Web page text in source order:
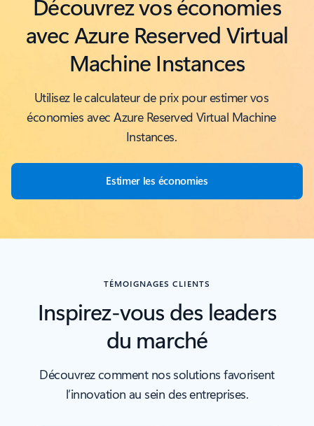
avec Azure Reserved Virtual
Machine Instances
Utilisez le calculateur de prix pour estimer vos
économies avec Azure Reserved Virtual Machine
Instances.
Estimer les économies
TÉMOIGNAGES CLIENTS
Inspirez-vous des leaders
du marché
Découvrez comment nos solutions favorisent
l’innovation au sein des entreprises.